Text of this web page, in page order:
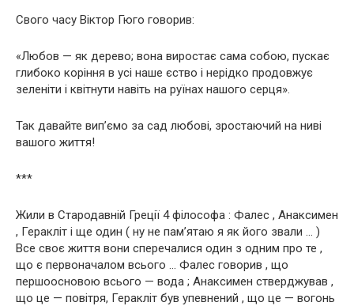
Свого часу Віктор Гюго говорив:
«Любов — як дерево; вона виростає сама собою, пускає
глибоко коріння в усі наше єство і нерідко продовжує
зеленіти і квітнути навіть на руїнах нашого серця».
Так давайте вип’ємо за сад любові, зростаючий на ниві
вашого життя!
***
Жили в Стародавній Греції 4 філософа : Фалес , Анаксимен
, Геракліт і ще один ( ну не пам’ятаю я як його звали … )
Все своє життя вони сперечалися один з одним про те ,
що є первоначалом всього … Фалес говорив , що
першоосновою всього — вода ; Анаксимен стверджував ,
що це — повітря, Геракліт був упевнений , що це — вогонь